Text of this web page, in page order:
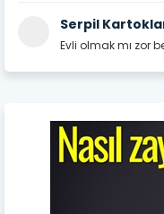
Serpil
Evli olmak mı zor